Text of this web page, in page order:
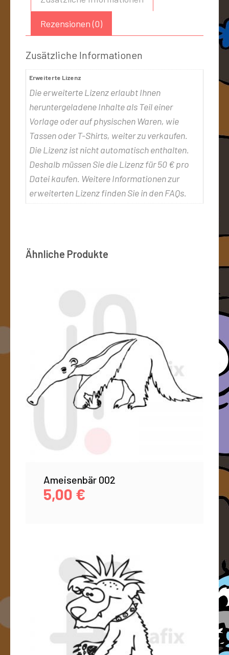
Rezensionen (0)
Zusätzliche Informationen
Erweiterte Lizenz
Die erweiterte Lizenz erlaubt Ihnen
heruntergeladene Inhalte als Teil einer
Vorlage oder auf physischen Waren, wie
Tassen oder T-Shirts, weiter zu verkaufen.
Die Lizenz ist nicht automatisch enthalten.
Deshalb müssen Sie die Lizenz für 50 € pro
Datei kaufen. Weitere Informationen zur
erweiterten Lizenz finden Sie in den FAQs.
Ähnliche Produkte
Ameisenbär 002
5,00 €